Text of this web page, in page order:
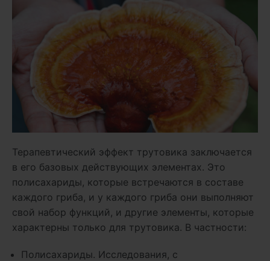
Терапевтический эффект трутовика заключается
в его базовых действующих элементах. Это
полисахариды, которые встречаются в составе
каждого гриба, и у каждого гриба они выполняют
свой набор функций, и другие элементы, которые
характерны только для трутовика. В частности:
Полисахариды. Исследования, с